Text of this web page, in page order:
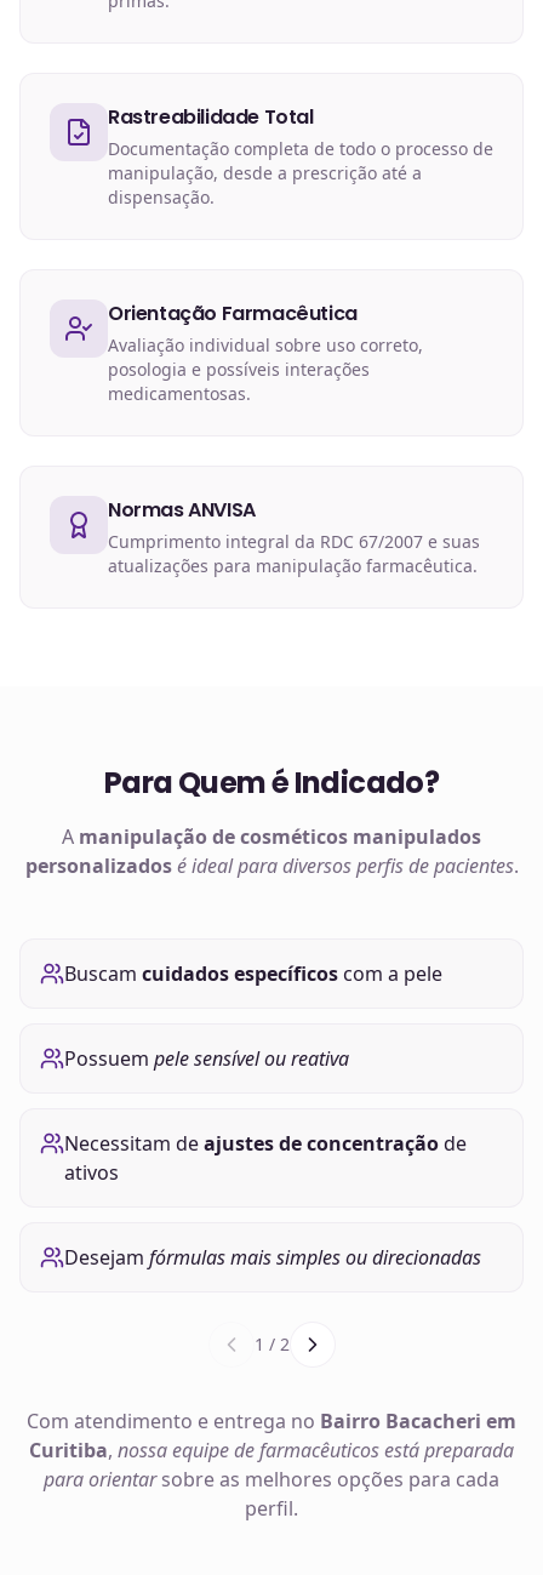
Rastreabilidade Total
Documentação completa de todo o processo de
manipulação, desde a prescrição até a
dispensação.
Orientação Farmacêutica
Avaliação individual sobre uso correto,
posologia e possíveis interações
medicamentosas.
Normas ANVISA
Cumprimento integral da RDC 67/2007 e suas
atualizações para manipulação farmacêutica.
Para Quem é Indicado?
A manipulação decosméticos manipulados
personalizados é ideal para diversos perfis de pacientes.
Buscam cuidados específicoscom a pele
Possuem pele sensível ou reativa
Necessitam deajustes de concentraçãode
ativos
Desejam fórmulas mais simples ou direcionadas
1 / 2
Com atendimento e entrega no Bairro Bacacheri em
Curitiba, nossa equipe de farmacêuticos está preparada
para orientarsobre as melhores opções para cada
perfil.